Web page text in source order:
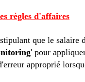
règles d'affaires
que le salaire
' pour
approprié